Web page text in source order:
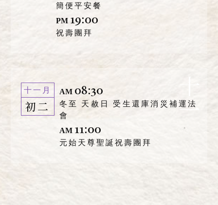
簡便平安餐
PM 19:00
祝壽團拜
十一
十一月
初二
AM 08:30
冬至 天赦日 受生還庫消災補運法
會
AM 11:00
元始天尊聖誕祝壽團拜